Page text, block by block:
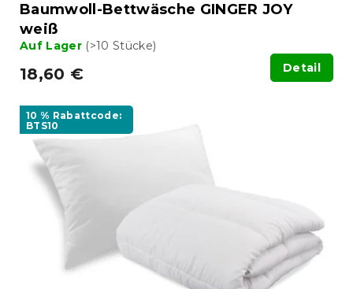
eBaumwoll-Bettwäsche GINGER JOY
weiß
Auf Lager (>10 Stücke)
18,60 € Detail
10 % Rabattcode:
BTS10